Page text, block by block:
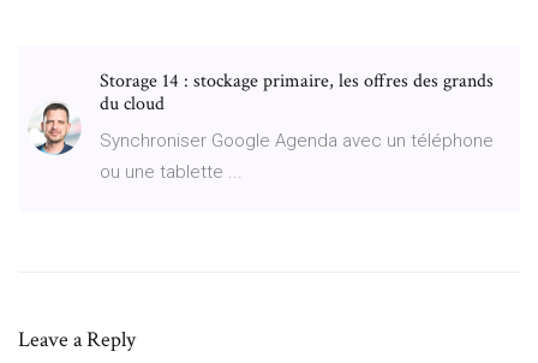
Storage 14 : stockage primaire, les offres des grands
du cloud
Synchroniser Google Agenda avec un téléphone
ou une tablette ...
Leave a Reply